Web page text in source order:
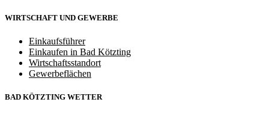
WIRTSCHAFT UND GEWERBE
Einkaufsführer
Einkaufen in Bad Kötzting
Wirtschaftsstandort
Gewerbeflächen
BAD KÖTZTING WETTER